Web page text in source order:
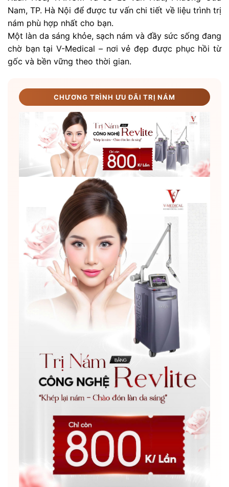
Nam, TP. Hà Nội để được tư vấn chi tiết về liệu trình trị
nám phù hợp nhất cho bạn.
Một làn da sáng khỏe, sạch nám và đầy sức sống đang
chờ bạn tại V-Medical – nơi vẻ đẹp được phục hồi từ
gốc và bền vững theo thời gian.
CHƯƠNG TRÌNH ƯU ĐÃI TRỊ NÁM